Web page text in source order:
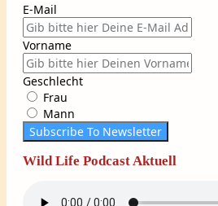
E-Mail
Vorname
Geschlecht
Frau
Mann
Subscribe To Newsletter
Wild Life Podcast Aktuell